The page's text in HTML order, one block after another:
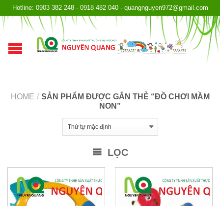
Hotline: 0903 382 248 - 0918 482 040 - quangnguyen972@gmail.com
HOME / SẢN PHẨM ĐƯỢC GẮN THẺ “ĐỒ CHƠI MẦM
NON”
LỌC